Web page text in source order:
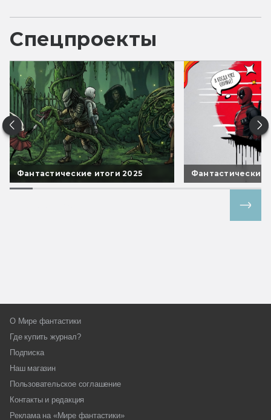
Спецпроекты
Фантастические итоги 2025 Фантастические
О Мире фантастики
Где купить журнал?
Подписка
Наш магазин
Пользовательское соглашение
Контакты и редакция
Реклама на «Мире фантастики»